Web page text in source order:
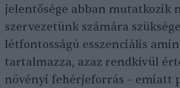
jelentősége abban mutatkozik
szervezetünk számára
létfontosságú esszenciális
tartalmazza, azaz rendkívül
növényi fehérjeforrás – emiatt